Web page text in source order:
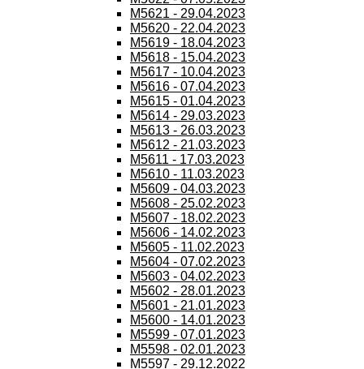
M5621 - 29.04.2023
M5620 - 22.04.2023
M5619 - 18.04.2023
M5618 - 15.04.2023
M5617 - 10.04.2023
M5616 - 07.04.2023
M5615 - 01.04.2023
M5614 - 29.03.2023
M5613 - 26.03.2023
M5612 - 21.03.2023
M5611 - 17.03.2023
M5610 - 11.03.2023
M5609 - 04.03.2023
M5608 - 25.02.2023
M5607 - 18.02.2023
M5606 - 14.02.2023
M5605 - 11.02.2023
M5604 - 07.02.2023
M5603 - 04.02.2023
M5602 - 28.01.2023
M5601 - 21.01.2023
M5600 - 14.01.2023
M5599 - 07.01.2023
M5598 - 02.01.2023
M5597 - 29.12.2022